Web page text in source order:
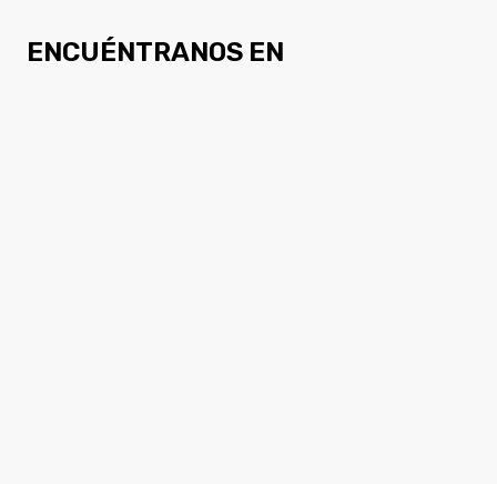
ENCUÉNTRANOS EN